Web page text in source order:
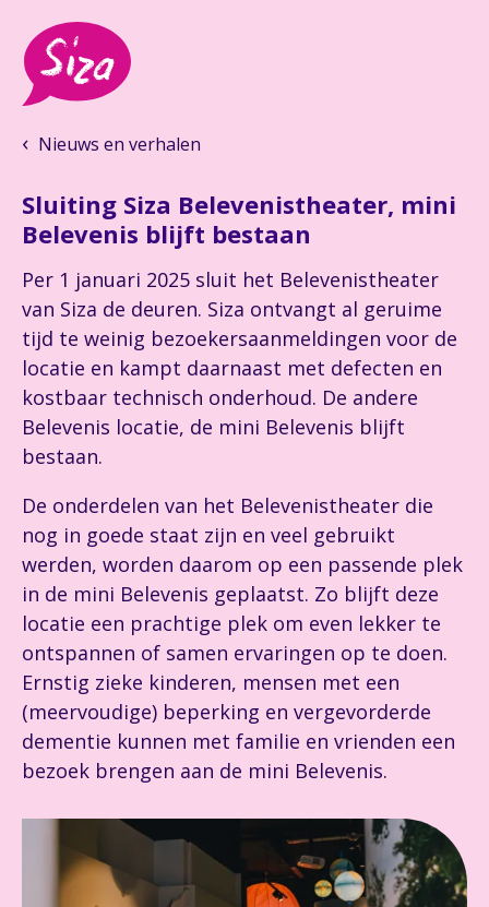
Nieuws en verhalen
Sluiting Siza Belevenistheater, mini
Belevenis blijft bestaan
Per 1 januari 2025 sluit het Belevenistheater
van Siza de deuren. Siza ontvangt al geruime
tijd te weinig bezoekersaanmeldingen voor de
locatie en kampt daarnaast met defecten en
kostbaar technisch onderhoud. De andere
Belevenis locatie, de mini Belevenis blijft
bestaan.
De onderdelen van het Belevenistheater die
nog in goede staat zijn en veel gebruikt
werden, worden daarom op een passende plek
in de mini Belevenis geplaatst. Zo blijft deze
locatie een prachtige plek om even lekker te
ontspannen of samen ervaringen op te doen.
Ernstig zieke kinderen, mensen met een
(meervoudige) beperking en vergevorderde
dementie kunnen met familie en vrienden een
bezoek brengen aan de mini Belevenis.